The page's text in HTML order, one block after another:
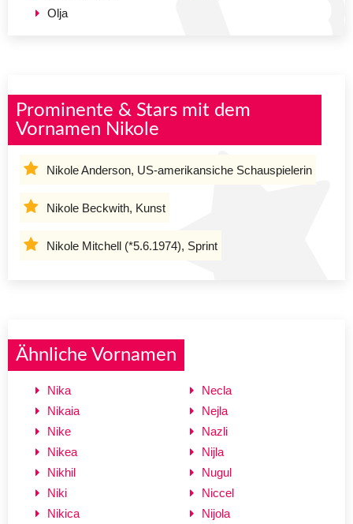
Olja
Prominente & Stars mit dem
Vornamen Nikole
Nikole Anderson, US-amerikansiche Schauspielerin
Nikole Beckwith, Kunst
Nikole Mitchell (*5.6.1974), Sprint
Ähnliche Vornamen
Nika
Nikaia
Nike
Nikea
Nikhil
Niki
Nikica
Necla
Nejla
Nazli
Nijla
Nugul
Niccel
Nijola